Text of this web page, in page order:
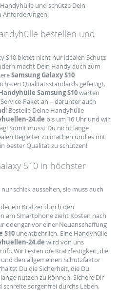
und schütze Dein
Anforderungen.
bestellen und
S10 bietet nicht nur idealen Schutz
macht Dein Handy auch zum
Samsung Galaxy S10
Qualitätsstandards gefertigt.
Samsung S10warten
Paket an – darunter auch
! Bestelle Deine Handyhülle
24.de bis um 16 Uhr und wir
Somit musst Du nicht lange
Begleiter zu machen und es mit
in bester Qualität zu schützen!
S10 in höchster
schick aussehen, sie muss auch
ein Kratzer durch den
am Smartphone zieht Kosten nach
oder gar vor einer Neuanschaffung
S10 unentbehrlich. Eine Handyhülle
24.de wird von uns
Wir testen die Kratzfestigkeit, die
den allgemeinen Schutzfaktor
Du die Sicherheit, die Du
nutzen zu können. Sichere Dir
schreite sorgenfrei durchs Leben.